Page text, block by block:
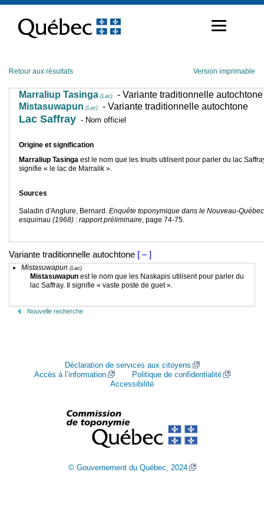
contenu
Retour aux résultats Version imprimable
Marraliup Tasinga (Lac)
- Variante traditionnelle autochtone
Mistasuwapun (Lac) - Variante traditionnelle autochtone
Lac Saffray - Nom officiel
Origine et signification
Marraliup Tasinga est le nom que les Inuits utilisent pour parler du lac
signifie « le lac de Marralik ».
Sources
Saladin d'Anglure, Bernard. Enquête toponymique dans le Nouveau-Québec
esquimau (1968) : rapport préliminaire, page 74-75.
Variante traditionnelle autochtone [ – ]
Mistasuwapun (Lac)
Mistasuwapun est le nom que les Naskapis utilisent pour parler du
lac Saffray. Il signifie « vaste poste de guet ».
Nouvelle recherche
Déclaration de services aux citoyens
Accès à l’information
Politique de confidentialité
Accessibilité
© Gouvernement du Québec, 2024